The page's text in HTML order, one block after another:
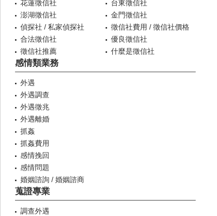
花蓮徵信社
台東徵信社
澎湖徵信社
金門徵信社
偵探社 / 私家偵探社
徵信社費用 / 徵信社價格
合法徵信社
優良徵信社
徵信社推薦
什麼是徵信社
感情類業務
外遇
外遇調查
外遇徵兆
外遇離婚
抓姦
抓姦費用
感情挽回
感情問題
婚姻諮詢 / 婚姻諮商
蒐證專業
調查外遇